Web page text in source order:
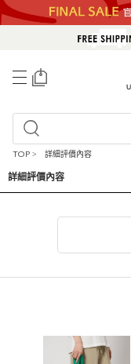
TOP > 詳細評價內容
詳細評價內容